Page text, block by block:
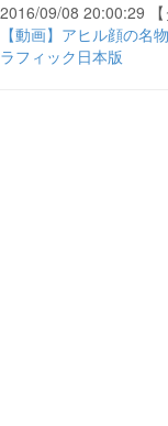
2016/09/08 20:00:29 【
【動画】アヒル顔の名
ラフィック日本版